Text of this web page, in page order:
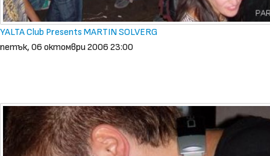
YALTA Club Presents MARTIN SOLVERG
петък, 06 октомври 2006 23:00